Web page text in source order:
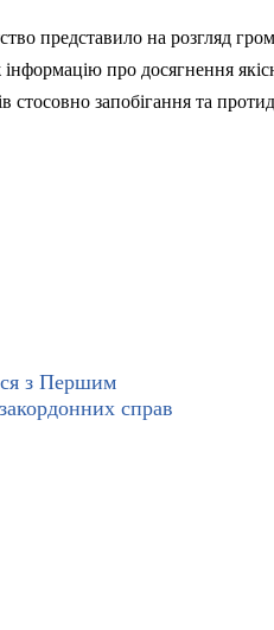
представило на розгляд
про досягнення
стосовно запобігання та
з Першим
справ